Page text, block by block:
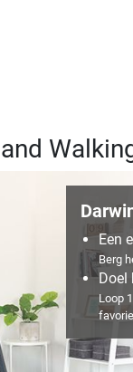
Een
Berg
Doel
Loop